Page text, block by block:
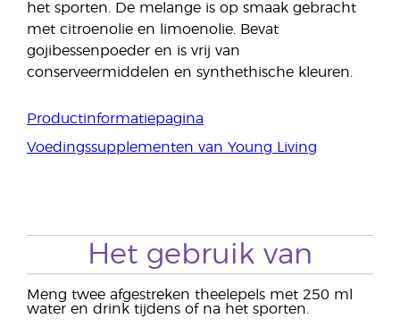
het sporten. De melange is op smaak gebracht
met citroenolie en limoenolie. Bevat
gojibessenpoeder en is vrij van
conserveermiddelen en synthethische kleuren.
Productinformatiepagina
Voedingssupplementen van Young Living
Het gebruik van
Meng twee afgestreken theelepels met 250 ml
water en drink tijdens of na het sporten.